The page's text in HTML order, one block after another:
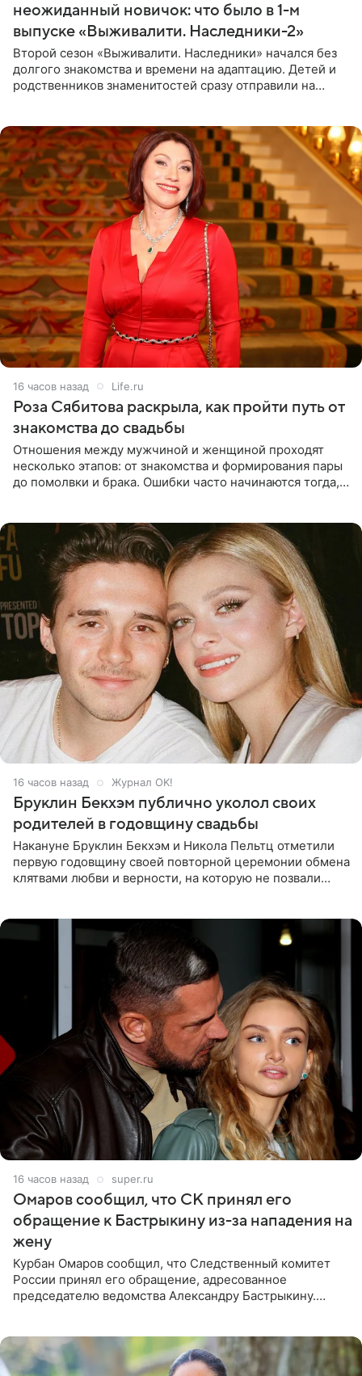
неожиданный новичок: что было в 1-м
выпуске «Выживалити. Наследники-2»
Второй сезон «Выживалити. Наследники» начался без
долгого знакомства и времени на адаптацию. Детей и
родственников знаменитостей сразу отправили на
16 часов назад Life.ru
Роза Сябитова раскрыла, как пройти путь от
знакомства до свадьбы
Отношения между мужчиной и женщиной проходят
несколько этапов: от знакомства и формирования пары
до помолвки и брака. Ошибки часто начинаются тогда,
16 часов назад Журнал OK!
Бруклин Бекхэм публично уколол своих
родителей в годовщину свадьбы
Накануне Бруклин Бекхэм и Никола Пельтц отметили
первую годовщину своей повторной церемонии обмена
клятвами любви и верности, на которую не позвали
16 часов назад super.ru
Омаров сообщил, что СК принял его
обращение к Бастрыкину из-за нападения на
жену
Курбан Омаров сообщил, что Следственный комитет
России принял его обращение, адресованное
председателю ведомства Александру Бастрыкину.